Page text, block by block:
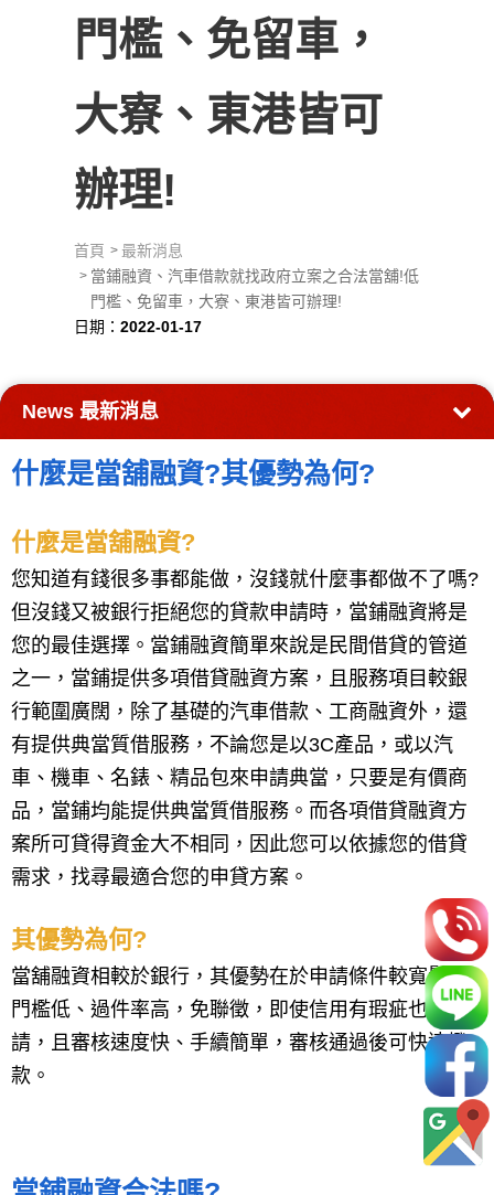
門檻、免留車，
大寮、東港皆可
辦理!
首頁
最新消息
當鋪融資、汽車借款就找政府立案之合法當舖!低
門檻、免留車，大寮、東港皆可辦理!
日期：2022-01-17
News 最新消息
什麼是當舖融資?其優勢為何?
什麼是當舖融資?
您知道有錢很多事都能做，沒錢就什麼事都做不了嗎?
但沒錢又被銀行拒絕您的貸款申請時，當鋪融資將是
您的最佳選擇。當鋪融資簡單來說是民間借貸的管道
之一，當鋪提供多項借貸融資方案，且服務項目較銀
行範圍廣闊，除了基礎的汽車借款、工商融資外，還
有提供典當質借服務，不論您是以3C產品，或以汽
車、機車、名錶、精品包來申請典當，只要是有價商
品，當鋪均能提供典當質借服務。而各項借貸融資方
案所可貸得資金大不相同，因此您可以依據您的借貸
需求，找尋最適合您的申貸方案。
其優勢為何?
當舖融資相較於銀行，其優勢在於申請條件較寬鬆、
門檻低、過件率高，免聯徵，即使信用有瑕疵也可申
請，且審核速度快、手續簡單，審核通過後可快速撥
款。